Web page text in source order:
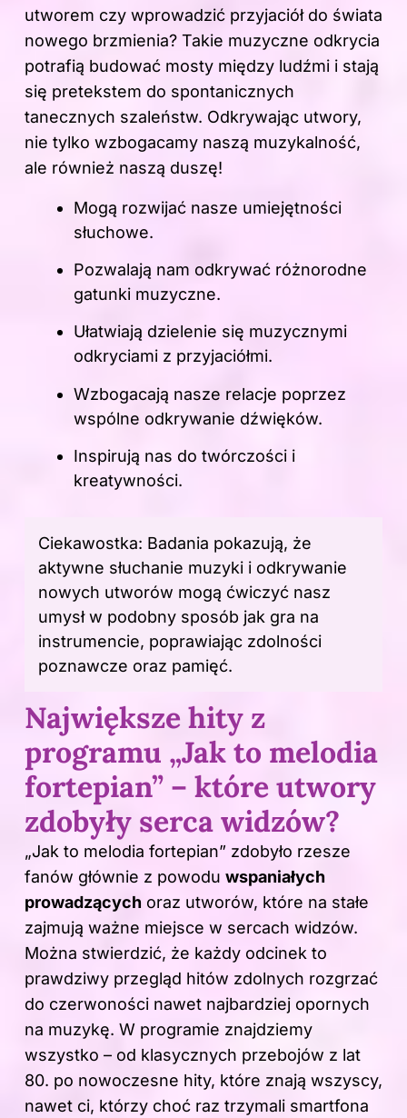
utworem czy wprowadzić przyjaciół do świata
nowego brzmienia? Takie muzyczne odkrycia
potrafią budować mosty między ludźmi i stają
się pretekstem do spontanicznych
tanecznych szaleństw. Odkrywając utwory,
nie tylko wzbogacamy naszą muzykalność,
ale również naszą duszę!
Mogą rozwijać nasze umiejętności
słuchowe.
Pozwalają nam odkrywać różnorodne
gatunki muzyczne.
Ułatwiają dzielenie się muzycznymi
odkryciami z przyjaciółmi.
Wzbogacają nasze relacje poprzez
wspólne odkrywanie dźwięków.
Inspirują nas do twórczości i
kreatywności.
Ciekawostka: Badania pokazują, że
aktywne słuchanie muzyki i odkrywanie
nowych utworów mogą ćwiczyć nasz
umysł w podobny sposób jak gra na
instrumencie, poprawiając zdolności
poznawcze oraz pamięć.
Największe hity z
programu „Jak to melodia
fortepian” – które utwory
zdobyły serca widzów?
„Jak to melodia fortepian” zdobyło rzesze
fanów głównie z powodu wspaniałych
prowadzących oraz utworów, które na stałe
zajmują ważne miejsce w sercach widzów.
Można stwierdzić, że każdy odcinek to
prawdziwy przegląd hitów zdolnych rozgrzać
do czerwoności nawet najbardziej opornych
na muzykę. W programie znajdziemy
wszystko – od klasycznych przebojów z lat
80. po nowoczesne hity, które znają wszyscy,
nawet ci, którzy choć raz trzymali smartfona